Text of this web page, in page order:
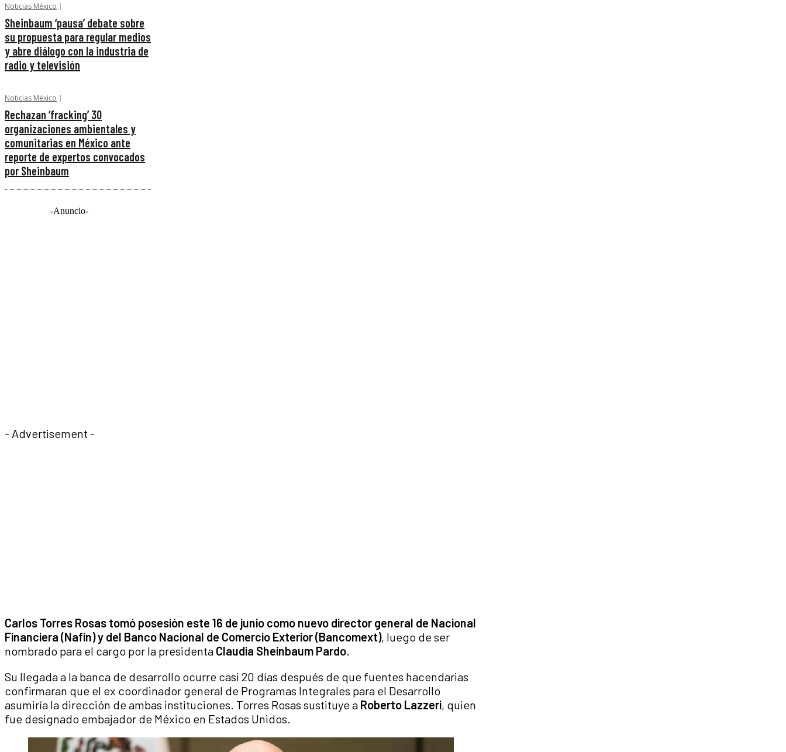
Noticias México
Sheinbaum ‘pausa’ debate sobre
su propuesta para regular medios
y abre diálogo con la industria de
radio y televisión
Noticias México
Rechazan ‘fracking’ 30
organizaciones ambientales y
comunitarias en México ante
reporte de expertos convocados
por Sheinbaum
-Anuncio-
- Advertisement -
Carlos Torres Rosas tomó posesión este 16 de junio como nuevo director general de Nacional
Financiera (Nafin) y del Banco Nacional de Comercio Exterior (Bancomext), luego de ser
nombrado para el cargo por la presidenta Claudia Sheinbaum Pardo.
Su llegada a la banca de desarrollo ocurre casi 20 días después de que fuentes hacendarias
confirmaran que el ex coordinador general de Programas Integrales para el Desarrollo
asumiría la dirección de ambas instituciones. Torres Rosas sustituye a Roberto Lazzeri, quien
fue designado embajador de México en Estados Unidos.